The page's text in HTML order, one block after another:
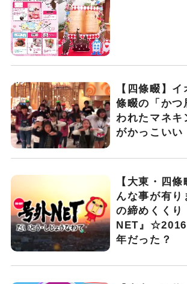
【四條畷】
條畷の「かつ
われたマネキ
がかっこいい
【大東・四
んな事が有り
の締めくく
NET』☆2016
年だった？